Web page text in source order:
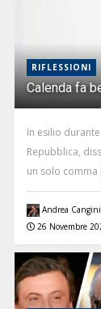
RIFLESSIONI
Calenda fa
In esilio
Repubblica,
un solo comma
Andrea Cangini
26 Novembre